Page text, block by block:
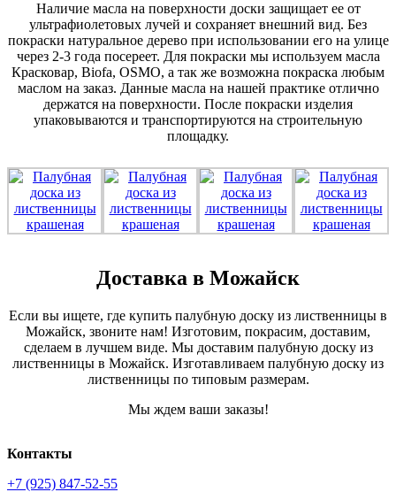
Наличие масла на поверхности доски защищает ее от
ультрафиолетовых лучей и сохраняет внешний вид. Без
покраски натуральное дерево при использовании его на улице
через 2-3 года посереет. Для покраски мы используем масла
Красковар, Biofa, OSMO, а так же возможна покраска любым
маслом на заказ. Данные масла на нашей практике отлично
держатся на поверхности. После покраски изделия
упаковываются и транспортируются на строительную
площадку.
Доставка в Можайск
Если вы ищете, где купить палубную доску из лиственницы в
Можайск, звоните нам! Изготовим, покрасим, доставим,
сделаем в лучшем виде. Мы доставим палубную доску из
лиственницы в Можайск. Изготавливаем палубную доску из
лиственницы по типовым размерам.
Мы ждем ваши заказы!
Контакты
+7 (925) 847-52-55